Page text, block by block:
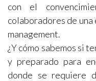
con el
colaboradores de
management.
¿Y cómo sabemos si
y preparado para
donde se requiere